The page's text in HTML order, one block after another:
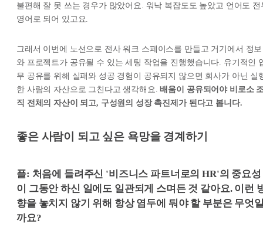
불편해 잘 못 쓰는 경우가 많았어요. 워낙 복잡도도 높았고 언어도 전
영어로 되어 있고요.
그래서 이번에 노션으로 전사 워크 스페이스를 만들고 거기에서 정보
와 프로젝트가 공유될 수 있는 세팅 작업을 진행했습니다. 유기적인
무 공유를 위해 실패와 성공 경험이 공유되지 않으면 회사가 아닌 실
한 사람의 자산으로 그친다고 생각해요.배움이 공유되어야 비로소
직 전체의 자산이 되고, 구성원의 성장 촉진제가 된다고 봅니다.
좋은 사람이 되고 싶은 욕망을 경계하기
플: 처음에 들려주신 '비즈니스 파트너로의 HR'의 중요성
이 그동안 하신 일에도 일관되게 스며든 것 같아요. 이런
향을 놓치지 않기 위해 항상 염두에 둬야 할 부분은 무엇
까요?